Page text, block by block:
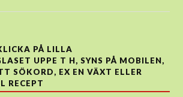
PÅ LILLA
UPPE T H, SYNS PÅ MOBILEN,
SÖKORD, EX EN VÄXT ELLER
RECEPT